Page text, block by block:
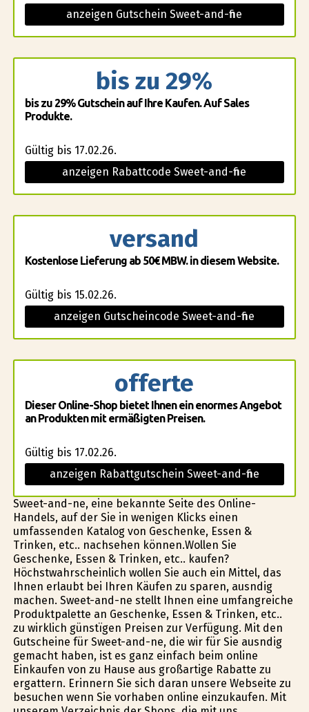
anzeigen Gutschein Sweet-and-fine
bis zu 29%
bis zu 29% Gutschein auf Ihre Kaufen. Auf Sales
Produkte.
Gültig bis 17.02.26.
anzeigen Rabattcode Sweet-and-fine
versand
Kostenlose Lieferung ab 50€ MBW. in diesem Website.
Gültig bis 15.02.26.
anzeigen Gutscheincode Sweet-and-fine
offerte
Dieser Online-Shop bietet Ihnen ein enormes Angebot
an Produkten mit ermäßigten Preisen.
Gültig bis 17.02.26.
anzeigen Rabattgutschein Sweet-and-fine
Sweet-and-fine, eine bekannte Seite des Online-
Handels, auf der Sie in wenigen Klicks einen
umfassenden Katalog von Geschenke, Essen &
Trinken, etc.. nachsehen können.Wollen Sie
Geschenke, Essen & Trinken, etc.. kaufen?
Höchstwahrscheinlich wollen Sie auch ein Mittel, das
Ihnen erlaubt bei Ihren Käufen zu sparen, ausfindig
machen. Sweet-and-fine stellt Ihnen eine umfangreiche
Produktpalette an Geschenke, Essen & Trinken, etc..
zu wirklich günstïgen Preisen zur Verfügung. Mit den
Gutscheine für Sweet-and-fine, die wir für Sie ausfindig
gemacht haben, ist es ganz einfach beim online
Einkaufen von zu Hause aus großartige Rabatte zu
ergattern. Erinnern Sie sich daran unsere Webseite zu
besuchen wenn Sie vorhaben online einzukaufen. Mit